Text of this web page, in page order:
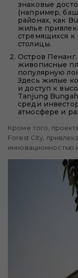
знаковые
(например,
районах, как
жилье
стремящихся
столицы.
Остров
живописные
популярную
Здесь жилые
и доступ к
Tanjung
среди
атмосфере и
Кроме того,
Forest City,
инновационностью